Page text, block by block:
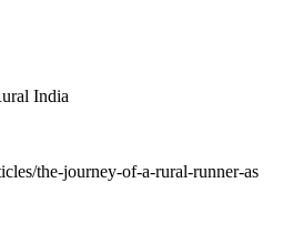
India
the-journey-of-a-rural-runner-as